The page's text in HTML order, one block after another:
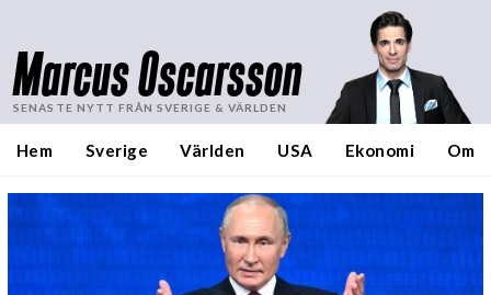
Marcus Oscarsson
SENASTE NYTT FRÅN SVERIGE & VÄRLDEN
Hem Sverige Världen USA Ekonomi Om